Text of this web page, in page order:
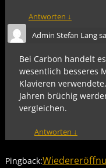
Antworten ↓
Admin Stefan Lang
Bei Carbon handelt
wesentlich besseres
Klavieren
Jahren brüchig
vergleichen.
Antworten ↓
Pingback: